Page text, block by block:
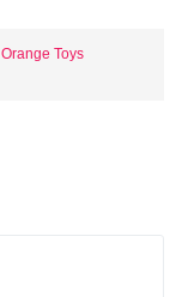
Orange Toys